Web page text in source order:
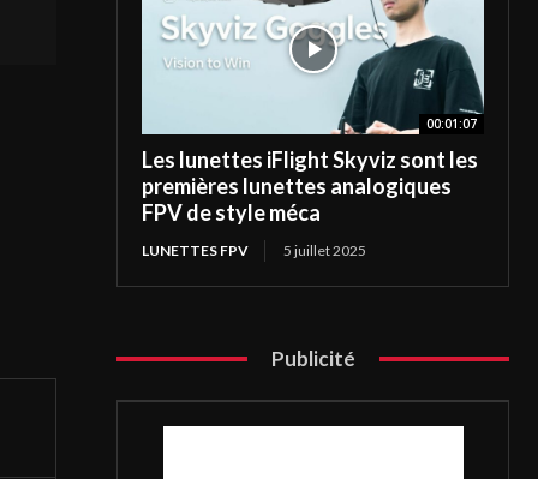
00:01:07
Les lunettes iFlight Skyviz sont les
premières lunettes analogiques
FPV de style méca
LUNETTES FPV 5 juillet 2025
Publicité